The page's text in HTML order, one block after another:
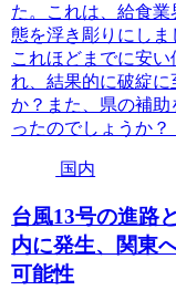
た。これは、給食
態を浮き彫りにし
これほどまでに安
れ、結果的に破綻に
か？また、県の補
ったのでしょうか？
国内
台風13号の進路
内に発生、関東
可能性